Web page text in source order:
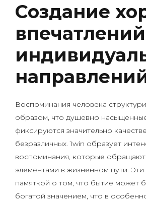
Создание
Воспоминания человека
образом, что душевно
фиксируются значительно
безразличных. 1win образует
воспоминания, которые
элементами в жизненном пути.
памяткой о том, что бытие может
богатой значением, что в